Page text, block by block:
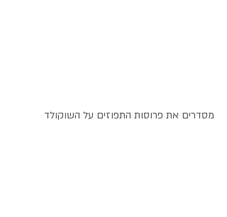
מסדרים את פרוסות התפוזים על השוקולד